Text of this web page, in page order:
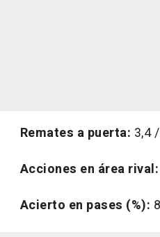
Remates a puerta: 3,4
Acciones en área rival:
Acierto en pases (%):